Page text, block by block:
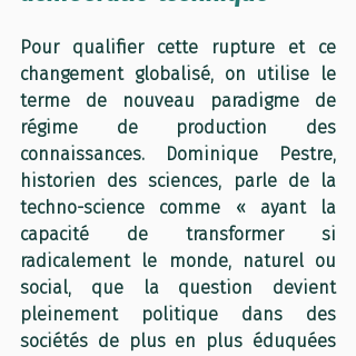
Pour qualifier cette rupture et ce
changement globalisé, on utilise le
terme de nouveau paradigme de
régime de production des
connaissances. Dominique Pestre,
historien des sciences, parle de la
techno-science comme « ayant la
capacité de transformer si
radicalement le monde, naturel ou
social, que la question devient
pleinement politique dans des
sociétés de plus en plus éduquées